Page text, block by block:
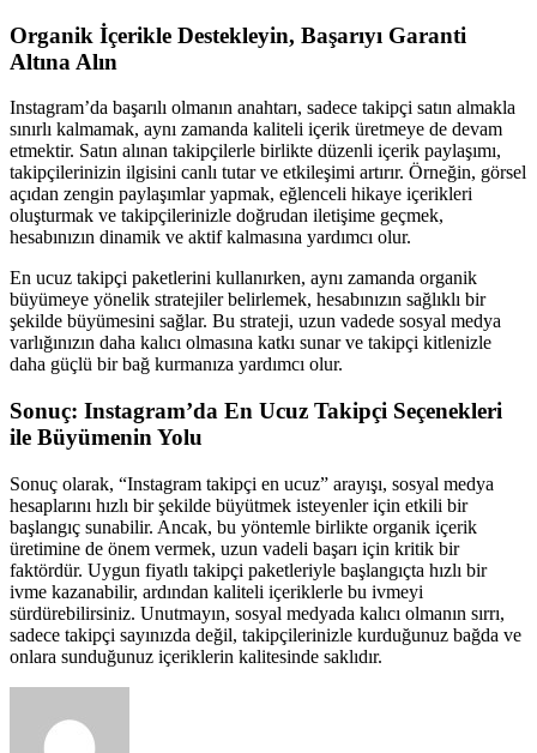
Organik İçerikle Destekleyin, Başarıyı Garanti
Altına Alın
Instagram’da başarılı olmanın anahtarı, sadece takipçi satın almakla
sınırlı kalmamak, aynı zamanda kaliteli içerik üretmeye de devam
etmektir. Satın alınan takipçilerle birlikte düzenli içerik paylaşımı,
takipçilerinizin ilgisini canlı tutar ve etkileşimi artırır. Örneğin, görsel
açıdan zengin paylaşımlar yapmak, eğlenceli hikaye içerikleri
oluşturmak ve takipçilerinizle doğrudan iletişime geçmek,
hesabınızın dinamik ve aktif kalmasına yardımcı olur.
En ucuz takipçi paketlerini kullanırken, aynı zamanda organik
büyümeye yönelik stratejiler belirlemek, hesabınızın sağlıklı bir
şekilde büyümesini sağlar. Bu strateji, uzun vadede sosyal medya
varlığınızın daha kalıcı olmasına katkı sunar ve takipçi kitlenizle
daha güçlü bir bağ kurmanıza yardımcı olur.
Sonuç: Instagram’da En Ucuz Takipçi Seçenekleri
ile Büyümenin Yolu
Sonuç olarak, “Instagram takipçi en ucuz” arayışı, sosyal medya
hesaplarını hızlı bir şekilde büyütmek isteyenler için etkili bir
başlangıç sunabilir. Ancak, bu yöntemle birlikte organik içerik
üretimine de önem vermek, uzun vadeli başarı için kritik bir
faktördür. Uygun fiyatlı takipçi paketleriyle başlangıçta hızlı bir
ivme kazanabilir, ardından kaliteli içeriklerle bu ivmeyi
sürdürebilirsiniz. Unutmayın, sosyal medyada kalıcı olmanın sırrı,
sadece takipçi sayınızda değil, takipçilerinizle kurduğunuz bağda ve
onlara sunduğunuz içeriklerin kalitesinde saklıdır.